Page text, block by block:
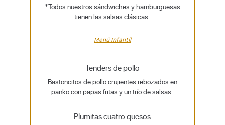
*Todos nuestros sándwiches y hamburguesas
tienen las salsas clásicas.
Menú Infantil
Tenders de pollo
Bastoncitos de pollo crujientes rebozados en
panko con papas fritas y un trío de salsas.
Plumitas cuatro quesos